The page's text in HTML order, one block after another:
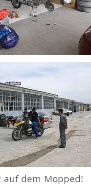
auf dem Mopped!